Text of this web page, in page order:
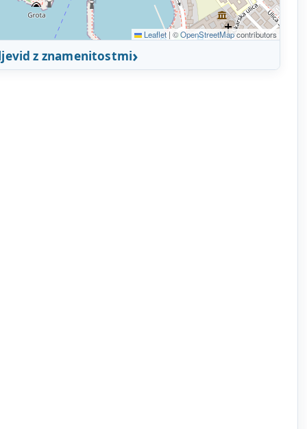
Leaflet | ©OpenStreetMapcontributors
z znamenitostmi